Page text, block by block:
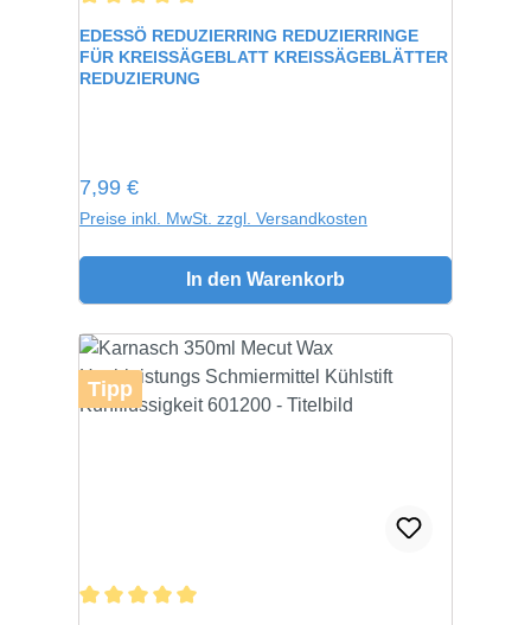
Durchschnittliche Bewertung von 5 von 5 Sternen
EDESSÖ REDUZIERRING REDUZIERRINGE
FÜR KREISSÄGEBLATT KREISSÄGEBLÄTTER
REDUZIERUNG
Regulärer Preis:
7,99 €
Preise inkl. MwSt. zzgl. Versandkosten
In den Warenkorb
Tipp